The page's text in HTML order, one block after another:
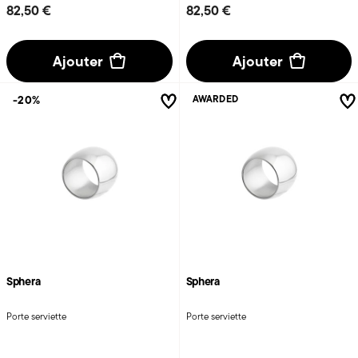
82,50 €
Ajouter
82,50 €
Ajouter
Sphera
Porte serviette
-20%
Sphera
Porte serviette
AWARDED